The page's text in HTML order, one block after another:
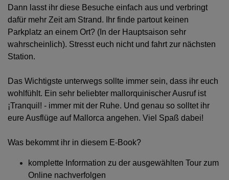
Dann lasst ihr diese Besuche einfach aus und verbringt
dafür mehr Zeit am Strand. Ihr finde partout keinen
Parkplatz an einem Ort? (In der Hauptsaison sehr
wahrscheinlich). Stresst euch nicht und fahrt zur nächsten
Station.
Das Wichtigste unterwegs sollte immer sein, dass ihr euch
wohlfühlt. Ein sehr beliebter mallorquinischer Ausruf ist
¡Tranquil! - immer mit der Ruhe. Und genau so solltet ihr
eure Ausflüge auf Mallorca angehen. Viel Spaß dabei!
Was bekommt ihr in diesem E-Book?
komplette Information zu der ausgewählten Tour zum
Online nachverfolgen